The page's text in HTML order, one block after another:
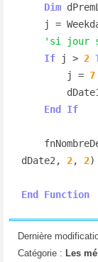
Dim
'si jour
If j > 2
        j =
7
End If
dDate2, 2, 2)
End Function
Dernière
Catégorie : Les